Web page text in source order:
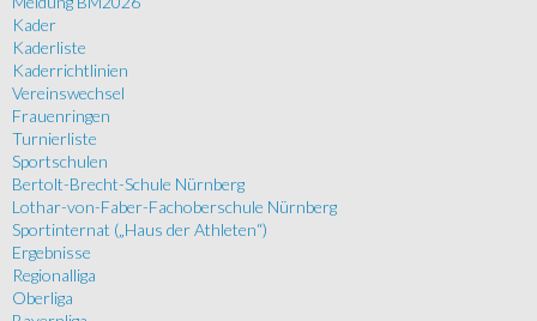
Kader
Kaderliste
Kaderrichtlinien
Vereinswechsel
Frauenringen
Turnierliste
Sportschulen
Bertolt-Brecht-Schule Nürnberg
Lothar-von-Faber-Fachoberschule Nürnberg
Sportinternat („Haus der Athleten“)
Ergebnisse
Regionalliga
Oberliga